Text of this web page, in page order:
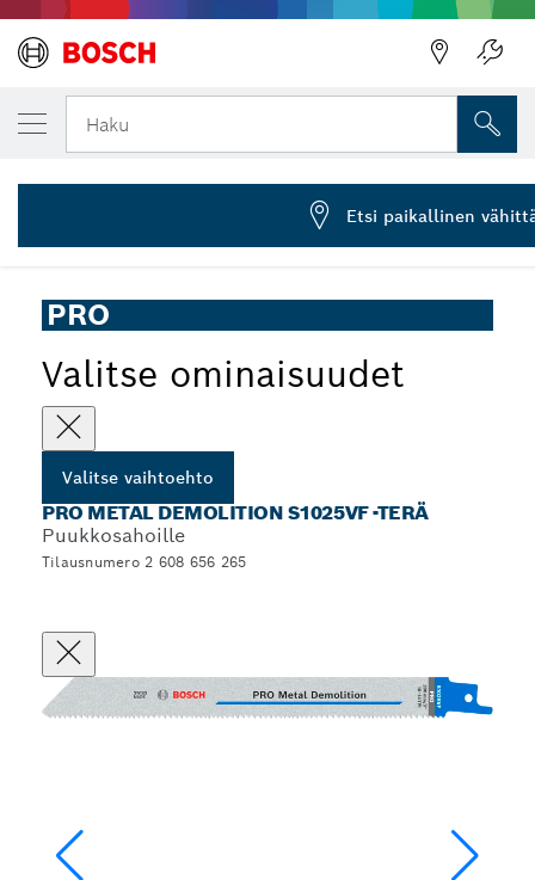
Haku
... PRO Metal S1025VF Demolition -puukkosahanterä
PRO
Valitse ominaisuudet
Valitse vaihtoehto
PRO METAL DEMOLITION S1025VF -TERÄ
Puukkosahoille
Tilausnumero 2 608 656 265
VALITSEMASI VAIHTOEHTO
PRO Metal Demolition S1025VF -terä,
2 608 656 265
Etsi paikallinen